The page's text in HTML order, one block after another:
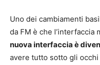
Uno dei cambiamenti
da FM è che
nuova interfaccia è
avere tutto sotto gli